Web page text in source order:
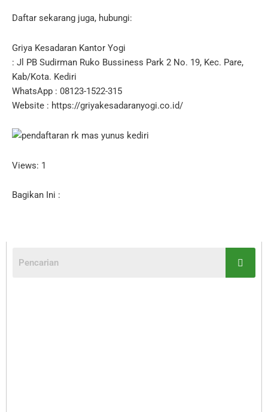
Daftar sekarang juga, hubungi:
Griya Kesadaran Kantor Yogi
: Jl PB Sudirman Ruko Bussiness Park 2 No. 19, Kec. Pare,
Kab/Kota. Kediri
WhatsApp : 08123-1522-315
Website : https://griyakesadaranyogi.co.id/
Views: 1
Bagikan Ini :